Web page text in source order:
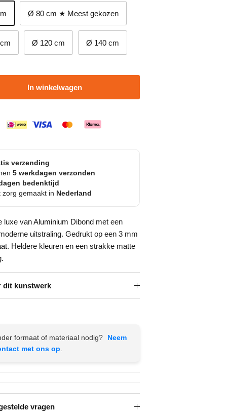
Ø 80 cm ★ Meest gekozen
Ø 120 cm Ø 140 cm
In winkelwagen
verzending
5 werkdagen verzonden
bedenktijd
zorg gemaakt in Nederland
luxe van Aluminium Dibond met een
uitstraling. Gedrukt op een 3 mm
Heldere kleuren en een strakke matte
dit kunstwerk
formaat of materiaal nodig?
Neem
met ons op.
vragen